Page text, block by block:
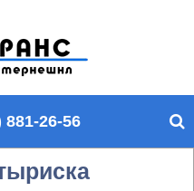
п
881-26-56